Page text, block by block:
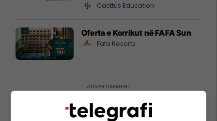
Cacttus Education
Oferta e Korrikut në FAFA Sun
Fafa Resorts